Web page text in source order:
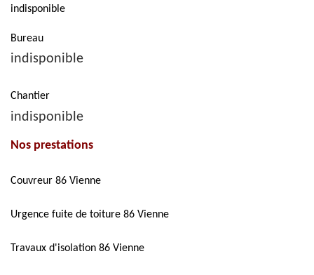
indisponible
Bureau
indisponible
Chantier
indisponible
Nos prestations
Couvreur 86 Vienne
Urgence fuite de toiture 86 Vienne
Travaux d'isolation 86 Vienne